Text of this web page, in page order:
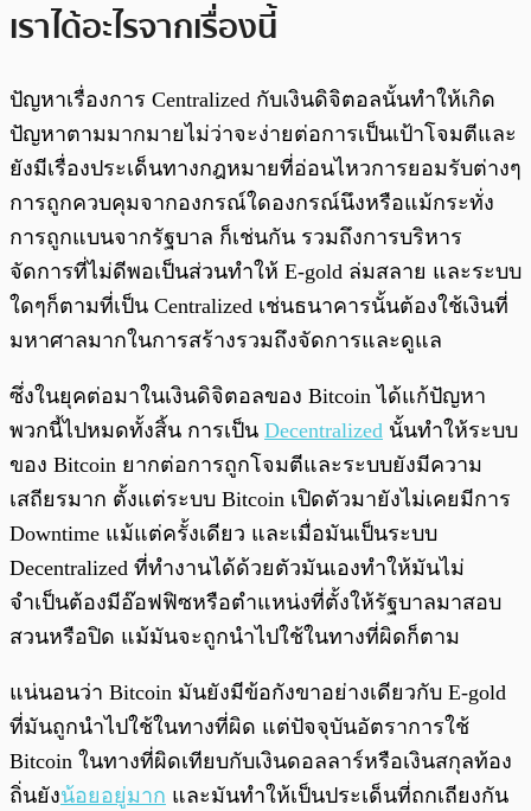
เราได้อะไรจากเรื่องนี้
ปัญหาเรื่องการ Centralized กับเงินดิจิตอลนั้นทำให้เกิด
ปัญหาตามมากมายไม่ว่าจะง่ายต่อการเป็นเป้าโจมตีและ
ยังมีเรื่องประเด็นทางกฎหมายที่อ่อนไหวการยอมรับต่างๆ
การถูกควบคุมจากองกรณ์ใดองกรณ์นึงหรือแม้กระทั่ง
การถูกแบนจากรัฐบาล ก็เช่นกัน รวมถึงการบริหาร
จัดการที่ไม่ดีพอเป็นส่วนทำให้ E-gold ล่มสลาย และระบบ
ใดๆก็ตามที่เป็น Centralized เช่นธนาคารนั้นต้องใช้เงินที่
มหาศาลมากในการสร้างรวมถึงจัดการและดูแล
ซึ่งในยุคต่อมาในเงินดิจิตอลของ Bitcoin ได้แก้ปัญหา
พวกนี้ไปหมดทั้งสิ้น การเป็น Decentralized นั้นทำให้ระบบ
ของ Bitcoin ยากต่อการถูกโจมตีและระบบยังมีความ
เสถียรมาก ตั้งแต่ระบบ Bitcoin เปิดตัวมายังไม่เคยมีการ
Downtime แม้แต่ครั้งเดียว และเมื่อมันเป็นระบบ
Decentralized ที่ทำงานได้ด้วยตัวมันเองทำให้มันไม่
จำเป็นต้องมีอ๊อฟฟิซหรือตำแหน่งที่ตั้งให้รัฐบาลมาสอบ
สวนหรือปิด แม้มันจะถูกนำไปใช้ในทางที่ผิดก็ตาม
แน่นอนว่า Bitcoin มันยังมีข้อกังขาอย่างเดียวกับ E-gold
ที่มันถูกนำไปใช้ในทางที่ผิด แต่ปัจจุบันอัตราการใช้
Bitcoin ในทางที่ผิดเทียบกับเงินดอลลาร์หรือเงินสกุลท้อง
ถิ่นยังน้อยอยู่มาก และมันทำให้เป็นประเด็นที่ถกเถียงกัน